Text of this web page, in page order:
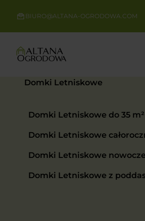
BIURO@ALTANA-OGRODOWA.COM
Domki Letniskowe
Domki Letniskowe do 35 m²
Domki Letniskowe
Domki Letniskowe
Domki Letniskowe z